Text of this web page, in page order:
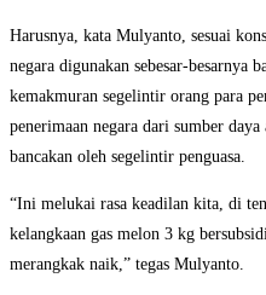
Harusnya, kata Mulyanto, sesuai
negara digunakan sebesar-besarnya
kemakmuran segelintir orang para
penerimaan negara dari sumber
bancakan oleh segelintir penguasa.
“Ini melukai rasa keadilan kita, di
kelangkaan gas melon 3 kg
merangkak naik,” tegas Mulyanto.